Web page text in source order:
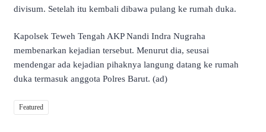
divisum. Setelah itu kembali dibawa pulang ke rumah duka.
Kapolsek Teweh Tengah AKP Nandi Indra Nugraha
membenarkan kejadian tersebut. Menurut dia, seusai
mendengar ada kejadian pihaknya langung datang ke rumah
duka termasuk anggota Polres Barut. (ad)
Featured